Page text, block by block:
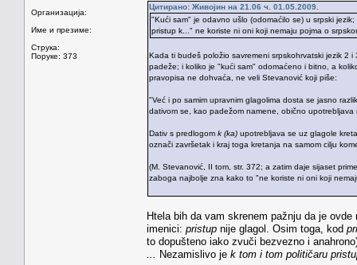
Организација:
Име и презиме:
Струка:
Поруке: 373
Цитирано: Живојин на 21.06 ч. 01.05.2009.
"Kući sam" je odavno ušlo (odomaćilo se) u srpski
pristup k..." ne koriste ni oni koji nemaju pojma o
Kada ti budeš položio savremeni srpskohrvatski jezik 2
padeže; i koliko je "kući sam" odomaćeno i bitno, a
pravopisa ne dohvaća, ne veli Stevanović koji piše:
"Već i po samim upravnim glagolima dosta se jasno
dativom se, kao padežom namene, obično
Dativ s predlogom k (ka) upotrebljava se uz glagole
označi završetak i kraj toga kretanja na samom cilju
(M. Stevanović, II tom, str. 372; a zatim daje sijaset
zaboga najbolje zna kako to "ne koriste ni oni koji
Htela bih da vam skrenem pažnju da je
imenici: pristup nije glagol. Osim toga, kod
to dopušteno iako zvuči bezvezno i
Nezamislivo je k tom i tom političaru